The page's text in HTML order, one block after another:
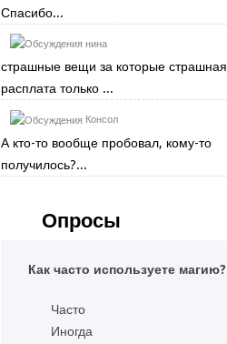
Спасибо...
нина
страшные вещи за которые страшная
расплата только ...
Консол
А кто-то вообще пробовал, кому-то
получилось?...
Опросы
Как часто используете магию?
Часто
Иногда